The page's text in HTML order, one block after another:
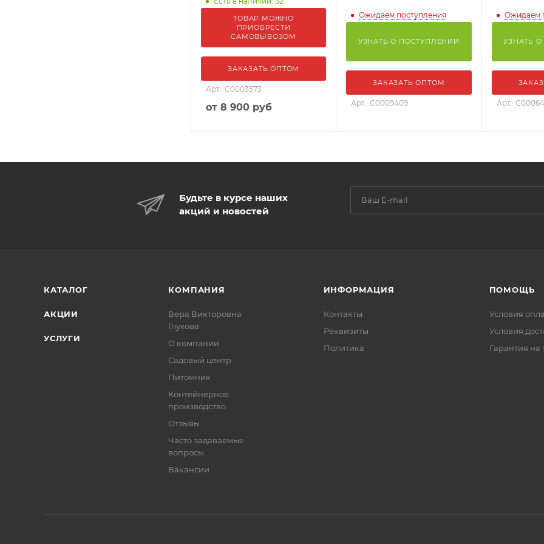
ТОВАР МОЖНО
ПРИОБРЕСТИ
САМОВЫВОЗОМ
ЗАКАЗАТЬ ОПТОМ
Арт.: С0003573
от 8 900 руб
Ожидаем поступления
УЗНАТЬ О ПОСТУПЛЕНИИ
ЗАКАЗАТЬ ОПТОМ
Арт.: С0009409
Ожидаем
УЗНАТЬ
Арт.:
Будьте в курсе наших
акций и новостей
КАТАЛОГ
АКЦИИ
УСЛУГИ
КОМПАНИЯ
Вера Викторовна
Глухова
О компании
Садовый центр
Питомник
Контейнерное
производство
Отзывы
Часто задаваемые
вопросы
Вакансии
ИНФОРМАЦИЯ
Контакты
Реквизиты
Политика
ПОМОЩЬ
Условия
Условия
Гарантия на